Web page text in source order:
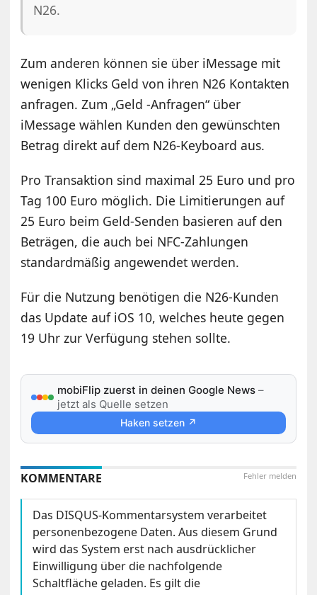
N26.
Zum anderen können sie über iMessage mit
wenigen Klicks Geld von ihren N26 Kontakten
anfragen. Zum „Geld -Anfragen“ über
iMessage wählen Kunden den gewünschten
Betrag direkt auf dem N26-Keyboard aus.
Pro Transaktion sind maximal 25 Euro und pro
Tag 100 Euro möglich. Die Limitierungen auf
25 Euro beim Geld-Senden basieren auf den
Beträgen, die auch bei NFC-Zahlungen
standardmäßig angewendet werden.
Für die Nutzung benötigen die N26-Kunden
das Update auf iOS 10, welches heute gegen
19 Uhr zur Verfügung stehen sollte.
mobiFlip zuerst in deinen Google News –
jetzt als Quelle setzen
Haken setzen ↗
Fehler melden
KOMMENTARE
Das DISQUS-Kommentarsystem verarbeitet
personenbezogene Daten. Aus diesem Grund
wird das System erst nach ausdrücklicher
Einwilligung über die nachfolgende
Schaltfläche geladen. Es gilt die